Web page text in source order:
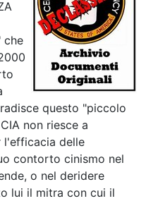
che
questo "piccolo
non riesce a
l'efficacia delle
contorto cinismo nel
o nel deridere
lui il mitra con cui il